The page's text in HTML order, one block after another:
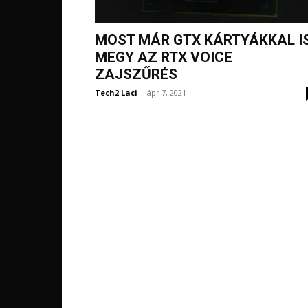
MOST MÁR GTX KÁRTYÁKKAL
MEGY AZ RTX VOICE
ZAJSZŰRÉS
Tech2 Laci - ápr 7, 2021